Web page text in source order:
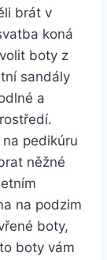
brát v
koná​
boty z⁣
⁣sandály
a
pedikúru
⁤něžné
na⁤ podzim
boty,
boty vám